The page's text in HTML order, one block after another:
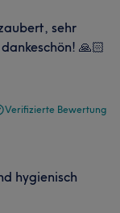
sehr
🙏🏻
Verifizierte Bewertung
hygienisch